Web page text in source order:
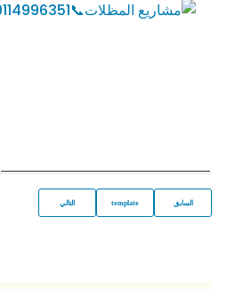
السابق template التالي